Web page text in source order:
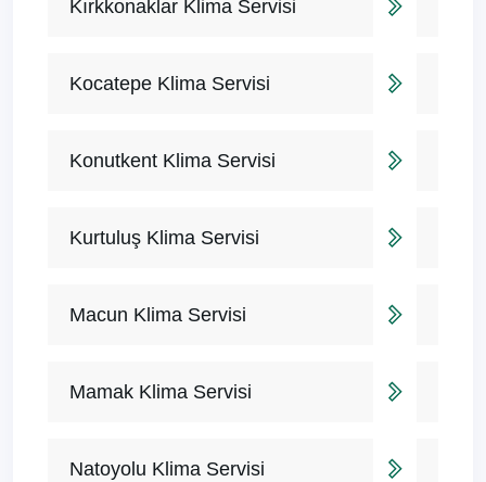
Kırkkonaklar Klima Servisi
Kocatepe Klima Servisi
Konutkent Klima Servisi
Kurtuluş Klima Servisi
Macun Klima Servisi
Mamak Klima Servisi
Natoyolu Klima Servisi